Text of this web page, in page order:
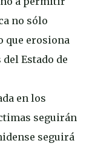
no sólo
que erosiona
Estado de
en los
seguirán
seguirá